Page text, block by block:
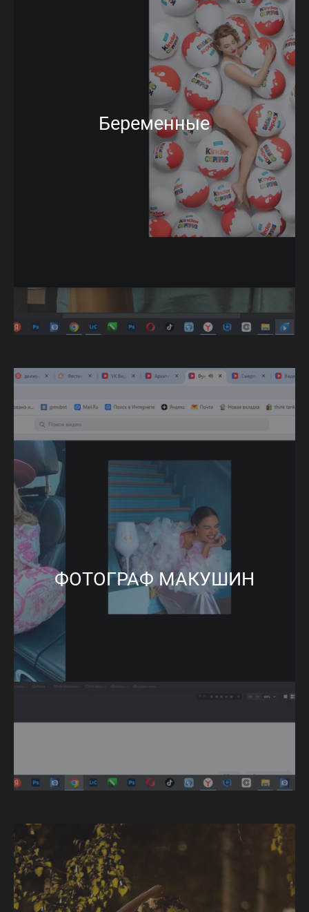
Беременные
ФОТОГРАФ МАКУШИН